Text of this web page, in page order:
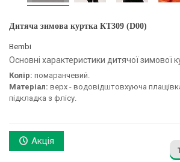
Дитяча зимова куртка КТ309 (D00)
Bembi
Основні характеристики дитячої зимової
Колір: помаранчевий.
Матеріал: верх - водовідштовхуюча
підкладка з флісу.
Акція